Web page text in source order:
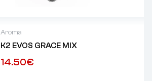
Aroma
K2 EVOS GRACE MIX
14.50€